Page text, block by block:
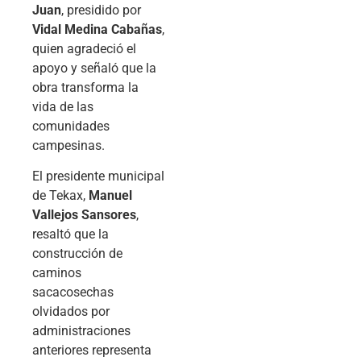
Juan, presidido por
Vidal Medina Cabañas,
quien agradeció el
apoyo y señaló que la
obra transforma la
vida de las
comunidades
campesinas.
El presidente municipal
de Tekax, Manuel
Vallejos Sansores,
resaltó que la
construcción de
caminos
sacacosechas
olvidados por
administraciones
anteriores representa